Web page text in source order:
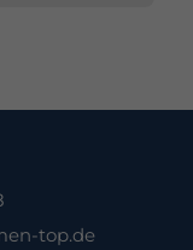
top.de